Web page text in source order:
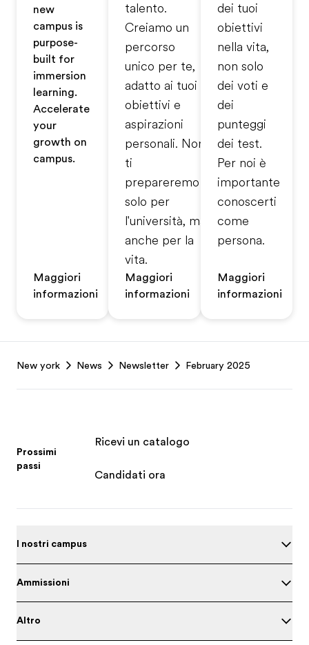
new
campus is
purpose-
built for
immersion
learning.
Accelerate
your
growth on
campus.
Maggiori
informazioni
talento.
Creiamo un
percorso
unico per te,
adatto ai tuoi
obiettivi e
aspirazioni
personali. Non
ti
prepareremo
solo per
l'università, ma
anche per la
vita.
Maggiori
informazioni
dei tuoi
obiettivi
nella vita,
non solo
dei voti e
dei
punteggi
dei test.
Per noi è
importante
conoscerti
come
persona.
Maggiori
informazioni
New york News Newsletter February 2025
Prossimi
passi
Ricevi un catalogo
Candidati ora
I nostri campus
Ammissioni
Altro